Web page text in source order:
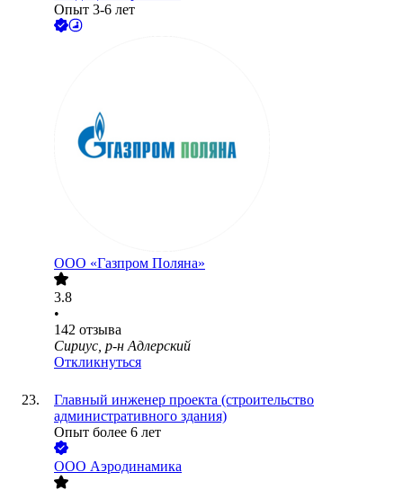
Опыт 3-6 лет
ООО «Газпром Поляна»
3.8
•
142 отзыва
Сириус, р-н Адлерский
Откликнуться
Главный инженер проекта (строительство
административного здания)
Опыт более 6 лет
ООО Аэродинамика